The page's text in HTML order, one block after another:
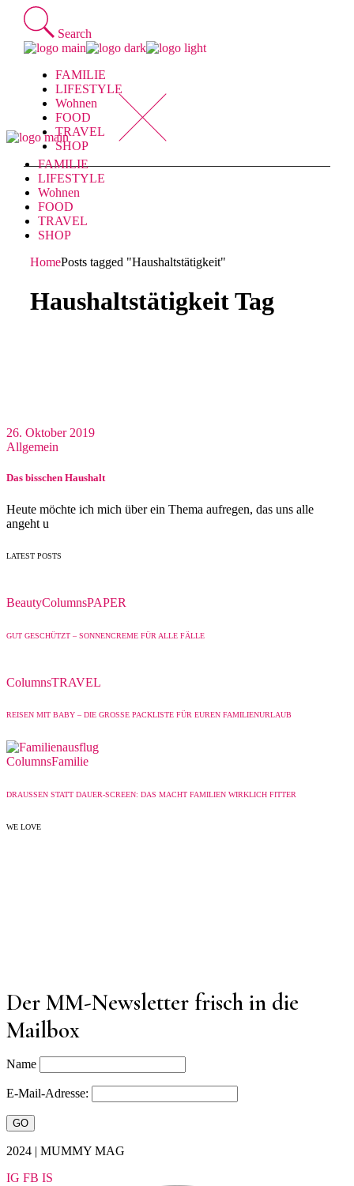
Skip
content
Search
FAMILIE
LIFESTYLE
Wohnen
FOOD
TRAVEL
SHOP
FAMILIE
LIFESTYLE
Wohnen
FOOD
TRAVEL
SHOP
HomePosts tagged "Haushaltstätigkeit"
Haushaltstätigkeit Tag
26. Oktober 2019
Allgemein
Das bisschen Haushalt
Heute möchte ich mich über ein Thema aufregen, das uns alle
angeht u
LATEST POSTS
BeautyColumnsPAPER
GUT GESCHÜTZT – SONNENCREME FÜR ALLE FÄLLE
ColumnsTRAVEL
REISEN MIT BABY – DIE GROSSE PACKLISTE FÜR EUREN FAMILIENURLAUB
ColumnsFamilie
DRAUSSEN STATT DAUER-SCREEN: DAS MACHT FAMILIEN WIRKLICH FITTER
WE LOVE
Der MM-Newsletter frisch in die
Mailbox
Name
E-Mail-Adresse:
2024 | MUMMY MAG
IG FB IS